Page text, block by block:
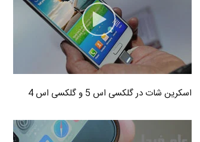
اسکرین شات در گلکسی اس 5 و گلکسی اس 4